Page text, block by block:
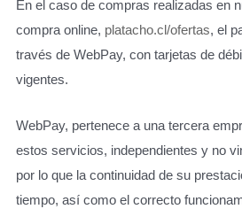
En el caso de compras realizadas en
compra online, platacho.cl/ofertas, el
través de WebPay, con tarjetas de
vigentes.
WebPay, pertenece a una tercera
estos servicios, independientes y no
por lo que la continuidad de su
tiempo, así como el correcto